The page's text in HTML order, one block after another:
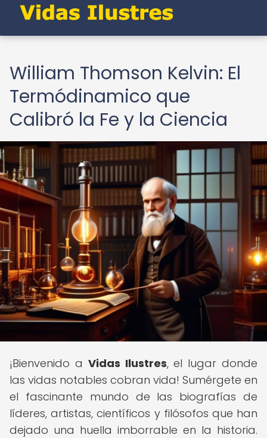
William Thomson Kelvin: El
Termódinamico que
Calibró la Fe y la Ciencia
¡Bienvenido a Vidas Ilustres, el lugar donde
las vidas notables cobran vida! Sumérgete en
el fascinante mundo de las biografías de
líderes, artistas, científicos y filósofos que han
dejado una huella imborrable en la historia.